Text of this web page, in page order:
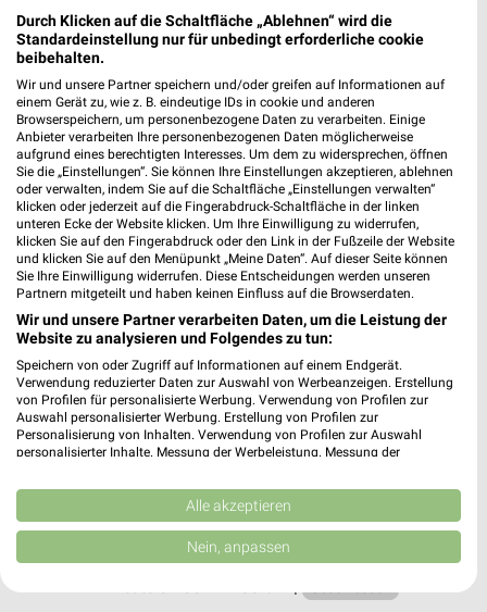
Heute 07:00 - 20:00 Uhr | Geschlossen
263,55 km • Angebote: 1 Prospekt
famila Eutin
Plöner Landstr. 8-10
23701 Eutin
Heute 07:00 - 20:00 Uhr | Geschlossen
259,29 km • Angebote: 1 Prospekt
EDEKA Jens Grömitz
Am Markt 1-3
23743 Grömitz
Heute 07:00 - 20:00 Uhr | Geschlossen
243,62 km • Angebote: 1 Prospekt
❯
REWE Oldenburg / Holst.
Kieler Chaussee 4 a
23758 Oldenburg / Holst.
Durch Klicken auf die Schaltfläche „Ablehnen“ wird die
Standardeinstellung nur für unbedingt erforderliche cookie
beibehalten.
Wir und unsere Partner speichern und/oder greifen auf Informationen auf
einem Gerät zu, wie z. B. eindeutige IDs in cookie und anderen
Browserspeichern, um personenbezogene Daten zu verarbeiten. Einige
Anbieter verarbeiten Ihre personenbezogenen Daten möglicherweise
aufgrund eines berechtigten Interesses. Um dem zu widersprechen, öffnen
Sie die „Einstellungen“. Sie können Ihre Einstellungen akzeptieren, ablehnen
oder verwalten, indem Sie auf die Schaltfläche „Einstellungen verwalten“
klicken oder jederzeit auf die Fingerabdruck-Schaltfläche in der linken
unteren Ecke der Website klicken. Um Ihre Einwilligung zu widerrufen,
klicken Sie auf den Fingerabdruck oder den Link in der Fußzeile der Website
und klicken Sie auf den Menüpunkt „Meine Daten“. Auf dieser Seite können
Sie Ihre Einwilligung widerrufen. Diese Entscheidungen werden unseren
Partnern mitgeteilt und haben keinen Einfluss auf die Browserdaten.
Wir und unsere Partner verarbeiten Daten, um die Leistung der
Website zu analysieren und Folgendes zu tun:
Speichern von oder Zugriff auf Informationen auf einem Endgerät.
Verwendung reduzierter Daten zur Auswahl von Werbeanzeigen. Erstellung
von Profilen für personalisierte Werbung. Verwendung von Profilen zur
Auswahl personalisierter Werbung. Erstellung von Profilen zur
Personalisierung von Inhalten. Verwendung von Profilen zur Auswahl
personalisierter Inhalte. Messung der Werbeleistung. Messung der
Kombinationen von Daten aus verschiedenen Quellen. Entwicklung und
Verbesserung der Angebote. Verwendung reduzierter Daten zur Auswahl
von Inhalten.
Daten können außerhalb der Europäischen Union weitergegeben und in die
Website/App.
Alle akzeptieren
Nein, anpassen